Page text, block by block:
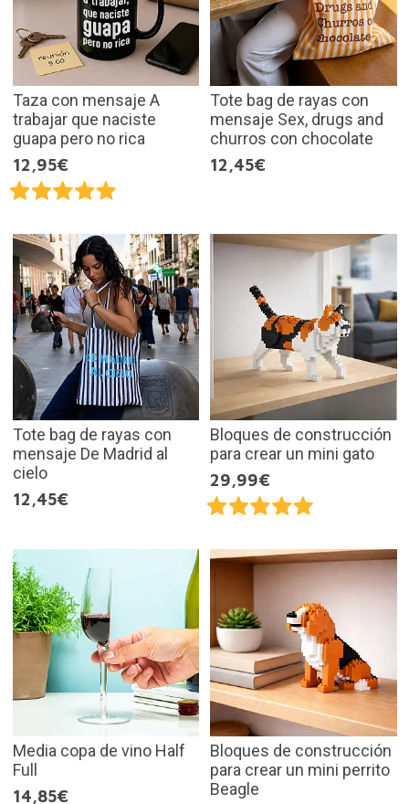
Taza con mensaje A
trabajar que naciste
guapa pero no rica
12,95€
Tote bag de rayas con
mensaje Sex, drugs and
churros con chocolate
12,45€
Tote bag de rayas con
mensaje De Madrid al
cielo
12,45€
Bloques de construcción
para crear un mini gato
29,99€
Media copa de vino Half
Full
14,85€
Bloques de construcción
para crear un mini perrito
Beagle